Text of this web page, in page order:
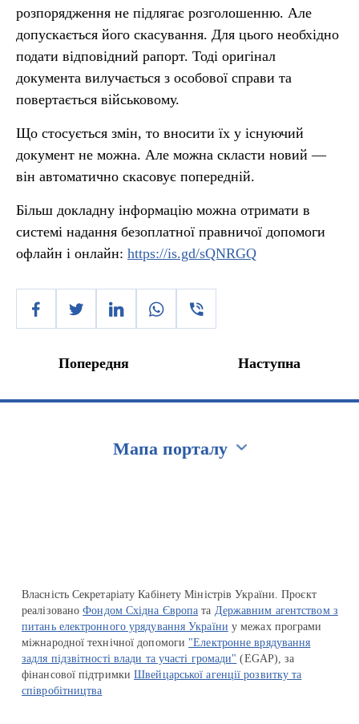
розпорядження не підлягає розголошенню. Але
допускається його скасування. Для цього необхідно
подати відповідний рапорт. Тоді оригінал
документа вилучається з особової справи та
повертається військовому.
Що стосується змін, то вносити їх у існуючий
документ не можна. Але можна скласти новий —
він автоматично скасовує попередній.
Більш докладну інформацію можна отримати в
системі надання безоплатної правничої допомоги
офлайн і онлайн: https://is.gd/sQNRGQ
Попередня Наступна
Мапа порталу
Власність Секретаріату Кабінету Міністрів України. Проєкт
реалізованоФондом Східна Європа та Державним агентством з
питань електронного урядування України у межах програми
міжнародної технічної допомоги "Електронне врядування
задля підзвітності влади та участі громади" (EGAP), за
фінансової підтримкиШвейцарської агенції розвитку та
співробітництва